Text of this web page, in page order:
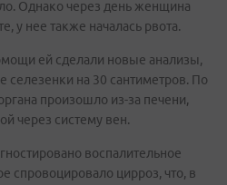
Однако через день женщина
у нее также началась рвота.
ей сделали новые анализы,
на 30 сантиметров. По
произошло из-за печени,
через систему вен.
воспалительное
спровоцировало цирроз, что, в